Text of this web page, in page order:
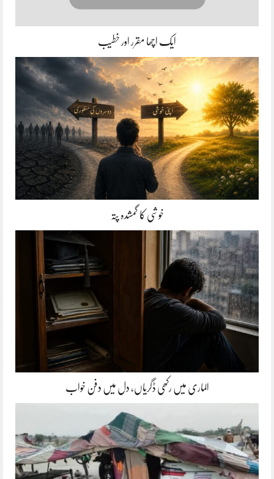
ایک اچھا مقرر اور خطیب
خوشی کا گمشدہ پتہ
الماری میں رکھی ڈگریاں، دل میں دفن خواب